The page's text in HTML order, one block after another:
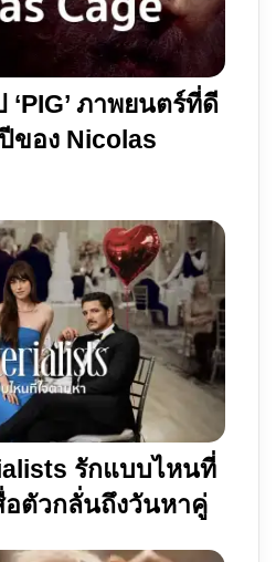
‘PIG’ ภาพยนตร์ที่ดี
ของ Nicolas
รักแบบไหนที่
ตัวกลั่นถึงวันหาคู่